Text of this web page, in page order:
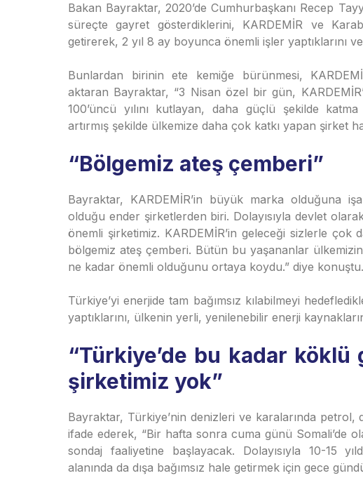
Bakan Bayraktar, 2020’de Cumhurbaşkanı Recep
süreçte gayret gösterdiklerini, KARDEMİR ve
getirerek, 2 yıl 8 ay boyunca önemli işler yaptıklarını
Bunlardan birinin ete kemiğe bürünmesi,
aktaran Bayraktar, “3 Nisan özel bir gün,
100’üncü yılını kutlayan, daha güçlü şekilde katma
artırmış şekilde ülkemize daha çok katkı yapan şirket
“Bölgemiz ateş çemberi”
Bayraktar, KARDEMİR’in büyük marka olduğuna
olduğu ender şirketlerden biri. Dolayısıyla devlet
önemli şirketimiz. KARDEMİR’in geleceği sizlerle
bölgemiz ateş çemberi. Bütün bu yaşananlar
ne kadar önemli olduğunu ortaya koydu.” diye konuştu.
Türkiye’yi enerjide tam bağımsız kılabilmeyi
yaptıklarını, ülkenin yerli, yenilenebilir enerji
“Türkiye’de bu kadar köklü
şirketimiz yok”
Bayraktar, Türkiye’nin denizleri ve karalarında
ifade ederek, “Bir hafta sonra cuma günü Somali’de
sondaj faaliyetine başlayacak. Dolayısıyla 10-15
alanında da dışa bağımsız hale getirmek için gece